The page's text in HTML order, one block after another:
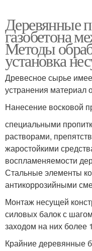
Деревянные
газобетона
Методы
установка
Древесное сырье
устранения материал
Нанесение восковой
специальными
растворами,
жаростойкими
воспламеняемости
Стальные элементы
антикоррозийными
Монтаж несущей
силовых балок с
заходом на них более
Крайние деревянные